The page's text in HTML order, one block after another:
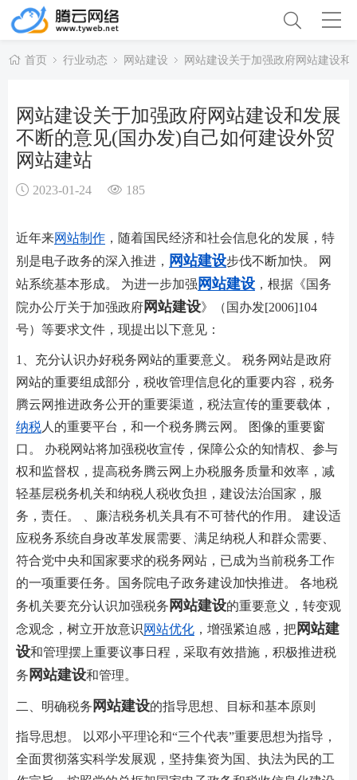
首页 行业动态 网站建设 网站建设关于加强政府网站建设
网站建设关于加强政府网站建设和发展
不断的意见(国办发)自己如何建设外贸
网站建站
2023-01-24 185
近年来网站制作 ，随着国民经济和社会信息化的发展，特
别是电子政务的深入推进，
网站建设步伐不断加快。 网
站系统基本形成。 为进一步加强 网站建设 ，根据《国务
院办公厅关于加强政府网站建设》（国办发[2006]104
号）等要求文件，现提出以下意见：
1、充分认识办好税务网站的重要意义。 税务网站是政府
网站的重要组成部分，税收管理信息化的重要内容，税务
腾云网推进政务公开的重要渠道，税法宣传的重要载体，
纳税 人的重要平台，和一个税务腾云网。 图像的重要窗
口。 办税网站将加强税收宣传，保障公众的知情权、参与
权和监督权，提高税务腾云网上办税服务质量和效率，减
轻基层税务机关和纳税人税收负担，建设法治国家，服
务，责任。 、廉洁税务机关具有不可替代的作用。 建设适
应税务系统自身改革发展需要、满足纳税人和群众需要、
符合党中央和国家要求的税务网站，已成为当前税务工作
的一项重要任务。国务院电子政务建设加快推进。 各地税
务机关要充分认识加强税务 网站建设的重要意义，转变观
念观念，树立开放意识网站优化 ，增强紧迫感，把 网站建
设和管理摆上重要议事日程，采取有效措施，积极推进税
务 网站建设和管理。
二、明确税务 网站建设的指导思想、目标和基本原则
指导思想。 以邓小平理论和“三个代表”重要思想为指导，
全面贯彻落实科学发展观，坚持集资为国、执法为民的工